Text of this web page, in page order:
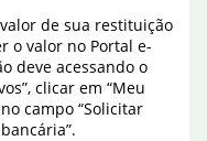
de sua restituição
o valor no Portal e-
deve acessando o
clicar em “Meu
campo “Solicitar